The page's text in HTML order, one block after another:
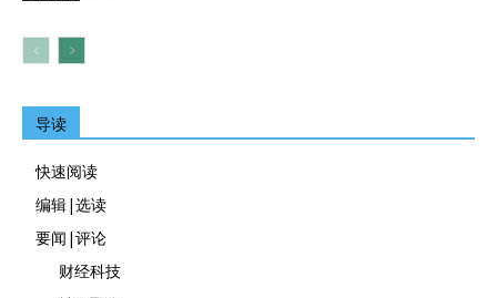
导读
快速阅读
编辑|选读
要闻|评论
财经科技